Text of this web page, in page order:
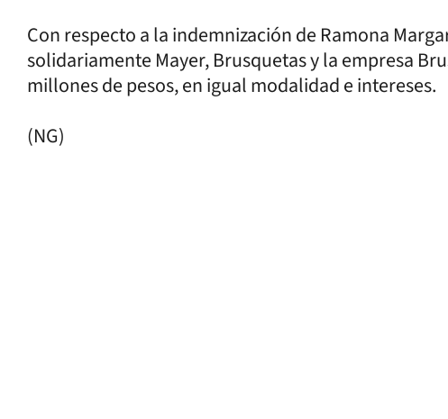
Con respecto a la indemnización de Ramona
solidariamente Mayer, Brusquetas y la empresa
millones de pesos, en igual modalidad e intereses.
(NG)